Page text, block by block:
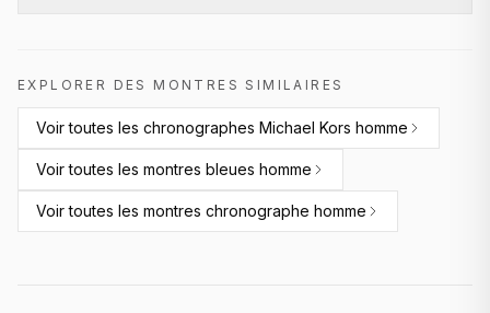
EXPLORER DES MONTRES SIMILAIRES
Voir toutes les chronographes Michael Kors homme
Voir toutes les montres bleues homme
Voir toutes les montres chronographe homme